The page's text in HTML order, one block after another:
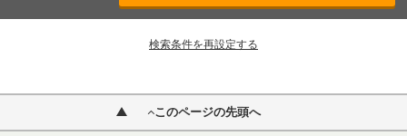
検索条件を再設定する
このページの先頭へ